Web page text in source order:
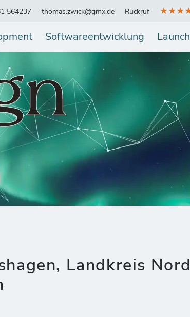
564237 thomas.zwick@gmx.de Rückruf
Softwareentwicklung
Landkreis